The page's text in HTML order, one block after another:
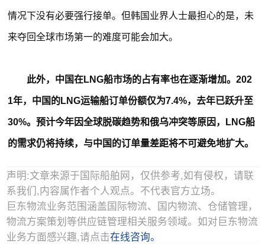
情况下没有必要强行接单。但韩国业界人士最担心的是，未
来夺回全球市场第一的难度可能会加大。
此外，中国在LNG船市场的占有率也在逐渐增加。202
1年，中国的LNG运输船订单份额仅为7.4%，去年已跃升至
30%。预计今年因全球脱碳趋势和俄乌冲突等原因，LNG船
的需求仍将持续，与中国的订单量差距将不可避免地扩大。
声明:文章来源于国际船舶网，仅供参考,如有侵权，请联
系我们,内容属作者个人观点。不代表官方立场。
巨东物流业务范围涵盖国际物流、国内物流、仓储管理，
物流方案策划等供应链管理相关服务领域。如对巨东物流
业务方面感兴趣,请点击在线咨询。